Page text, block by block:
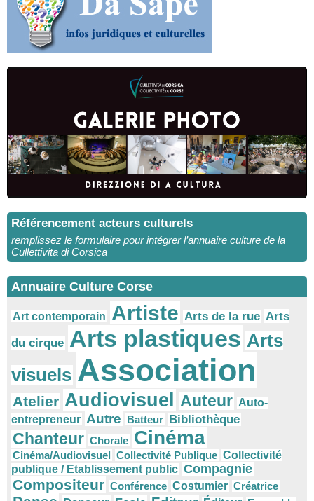
Référencement acteurs culturels
remplissez le formulaire pour intégrer l’annuaire culture de la
Cullettivita di Corsica
Annuaire Culture Corse
Art contemporain Artiste Arts de la rue Arts
du cirque Arts plastiques Arts
visuels Association
Atelier Audiovisuel Auteur Auto-
entrepreneur Autre Batteur Bibliothèque
Chanteur Chorale Cinéma
Cinéma/Audiovisuel Collectivité Publique Collectivité
publique / Etablissement public Compagnie
Compositeur Conférence Costumier Créatrice